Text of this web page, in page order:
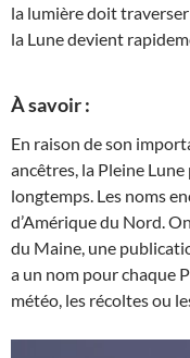
la lumière doit traverser
la Lune devient
À savoir :
En raison de son
ancêtres, la Pleine
longtemps. Les noms
d’Amérique du Nord.
du Maine, une
a un nom pour chaque
météo, les récoltes ou